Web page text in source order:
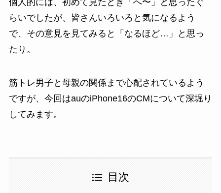
らいでしたが、皆さんいろいろと気になるよう
で、その意見を見てみると「なるほど…」と思っ
たり。
筋トレ男子と母親の関係まで心配されているよう
ですが、今回はauのiPhone16のCMについて深堀り
してみます。
目次